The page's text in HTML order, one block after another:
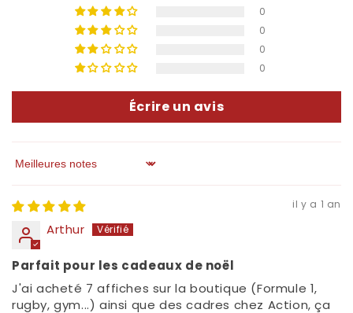
0
0
0
0
Écrire un avis
Sort by
il y a 1 an
Arthur
Parfait pour les cadeaux de noël
J'ai acheté 7 affiches sur la boutique (Formule 1,
rugby, gym...) ainsi que des cadres chez Action, ça